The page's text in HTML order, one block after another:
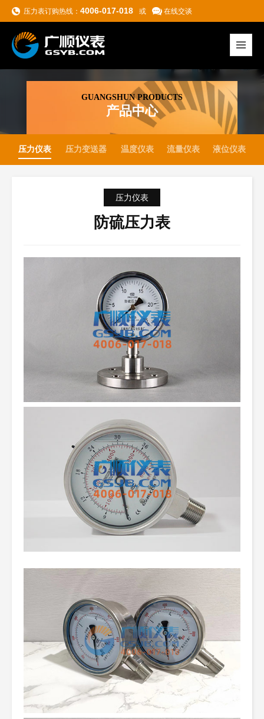
压力表订购热线： 4006-017-018 或 在线交谈
GUANGSHUN PRODUCTS
产品中心
压力仪表 压力变送器 温度仪表 流量仪表 液位仪表
压力仪表
防硫压力表